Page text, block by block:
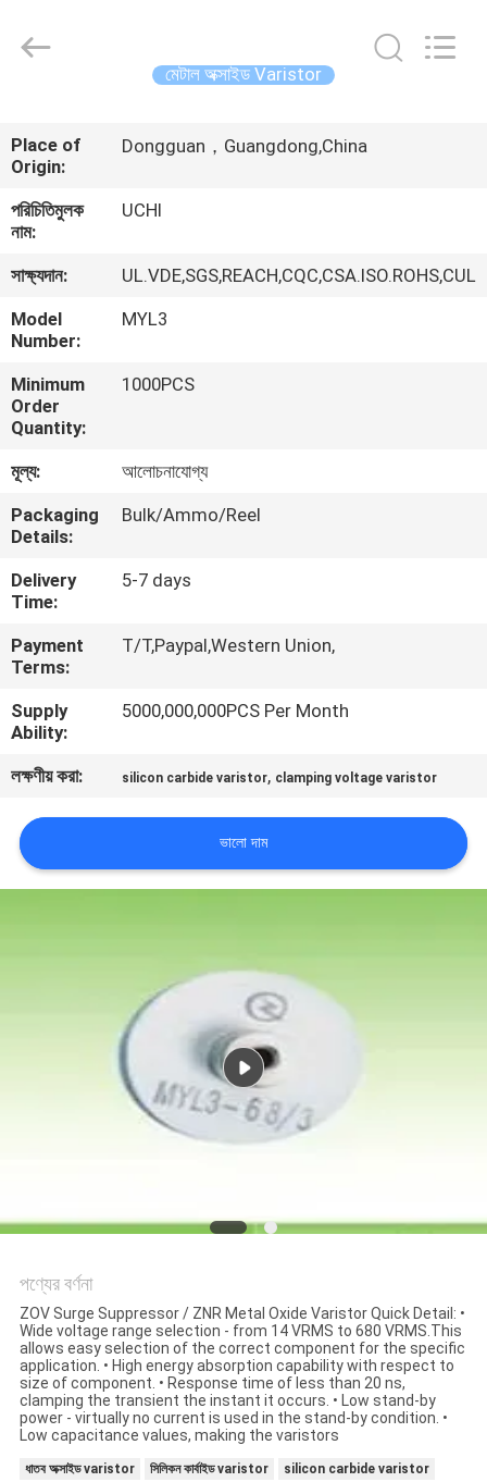
পণ্য
শো
সম্পর্কে
কারখানা
ভ্রমণ
মান
নিয়ন্ত্রণ
করুন
উদ্ধৃতির
Electronics
Co.,Ltd.
মেটাল অক্সাইড Varistor
Place of
Origin:
Dongguan，Guangdong,China
পরিচিতিমুলক
নাম:
UCHI
সাক্ষ্যদান:
UL.VDE,SGS,REACH,CQC,CSA.ISO.ROHS,CUL
Model
Number:
MYL3
Minimum
Order
Quantity:
1000PCS
মূল্য:
আলোচনাযোগ্য
Packaging
Details:
Bulk/Ammo/Reel
Delivery
Time:
5-7 days
Payment
Terms:
T/T,Paypal,Western Union,
Supply
Ability:
5000,000,000PCS Per Month
লক্ষণীয় করা: silicon carbide varistor, clamping voltage varistor
ভালো দাম
পণ্যের বর্ণনা
ZOV Surge Suppressor / ZNR Metal Oxide Varistor Quick Detail: •
Wide voltage range selection - from 14 VRMS to 680 VRMS.This
allows easy selection of the correct component for the specific
application. • High energy absorption capability with respect to
size of component. • Response time of less than 20 ns,
clamping the transient the instant it occurs. • Low stand-by
power - virtually no current is used in the stand-by condition. •
Low capacitance values, making the varistors
ধাতব অক্সাইড varistor সিলিকন কার্বাইড varistor silicon carbide varistor